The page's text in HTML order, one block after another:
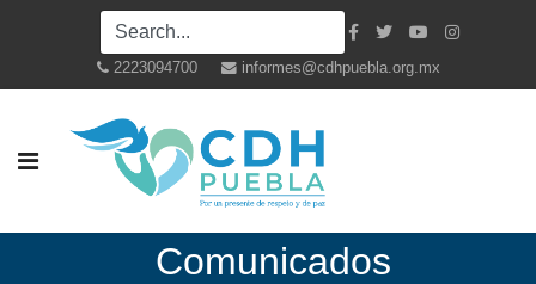
2223094700 informes@cdhpuebla.org.mx
Comunicados